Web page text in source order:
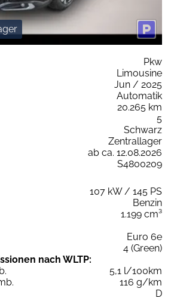
Pkw
Limousine
Jun / 2025
Automatik
20.265 km
5
Schwarz
Zentrallager
ab ca. 12.08.2026
S4800209
107 kW / 145 PS
Benzin
1.199 cm³
Euro 6e
4 (Green)
nach WLTP:
5,1 l/100km
116 g/km
D